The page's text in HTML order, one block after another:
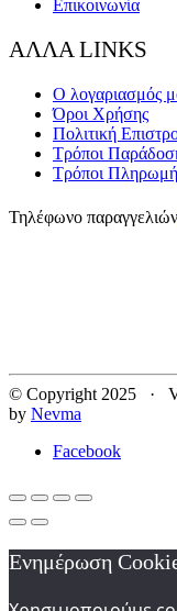
Επικοινωνία
ΑΛΛΑ LINKS
Ο λογαριασμός
Όροι Χρήσης
Πολιτική
Τρόποι
Τρόποι
Τηλέφωνο
© Copyright 2025 ·
by Nevma
Facebook
Ενημέρωση